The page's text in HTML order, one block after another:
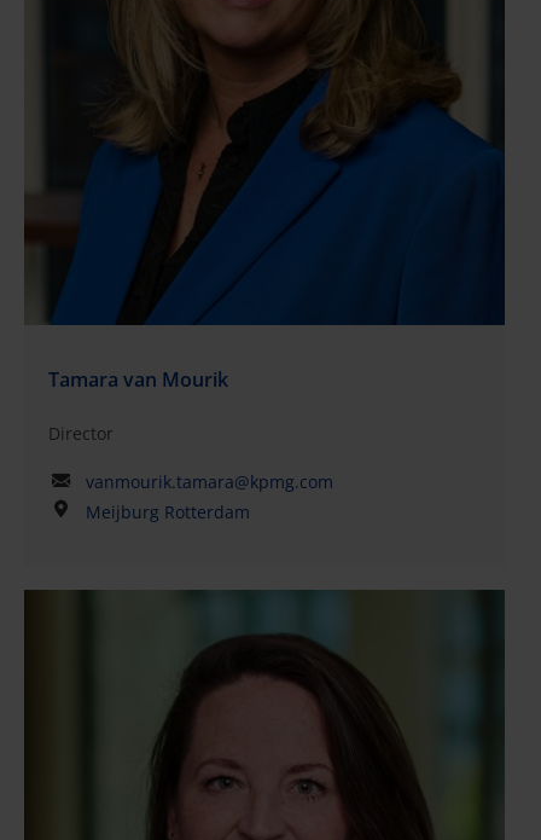
regelmatig uitgenodigd om ideeën aan te dragen
voor nieuw en bestaand immigratiebeleid en -
programma’s. Vanwege haar goede relatie met de
Nederlandse immigratieautoriteiten hebben onze
klanten vaak het verzoek gekregen om deel te nemen
aan specifieke proefprogramma’s op het vlak van
immigratie om procedures te verkorten en
papierwerk te verminderen. Heleen is actief
betrokken bij het Global Immigration-netwerk van
KPMG en is lid van de stuurgroep Immigratie.
Tamara van Mourik
Director
vanmourik.tamara@kpmg.com
Meijburg Rotterdam